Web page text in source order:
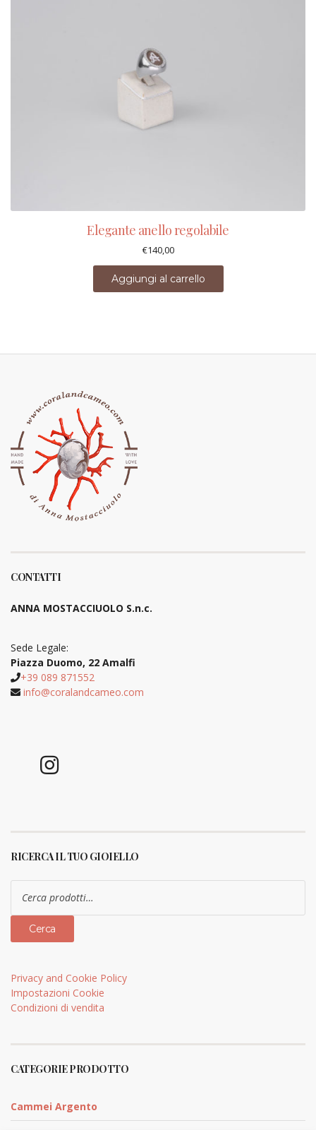
Elegante anello regolabile
€140,00
Aggiungi al carrello
CONTATTI
ANNA MOSTACCIUOLO S.n.c.
Sede Legale:
Piazza Duomo, 22 Amalfi
+39 089 871552
info@coralandcameo.com
RICERCA IL TUO GIOIELLO
Cerca:
Cerca
Privacy and Cookie Policy
Impostazioni Cookie
Condizioni di vendita
CATEGORIE PRODOTTO
Cammei Argento